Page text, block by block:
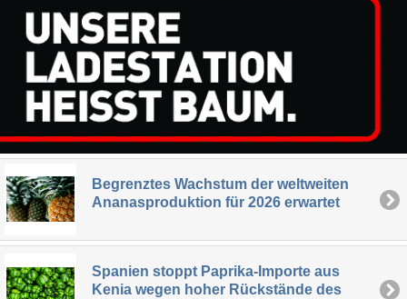
Begrenztes Wachstum der weltweiten
Ananasproduktion für 2026 erwartet
Spanien stoppt Paprika-Importe aus
Kenia wegen hoher Rückstände des